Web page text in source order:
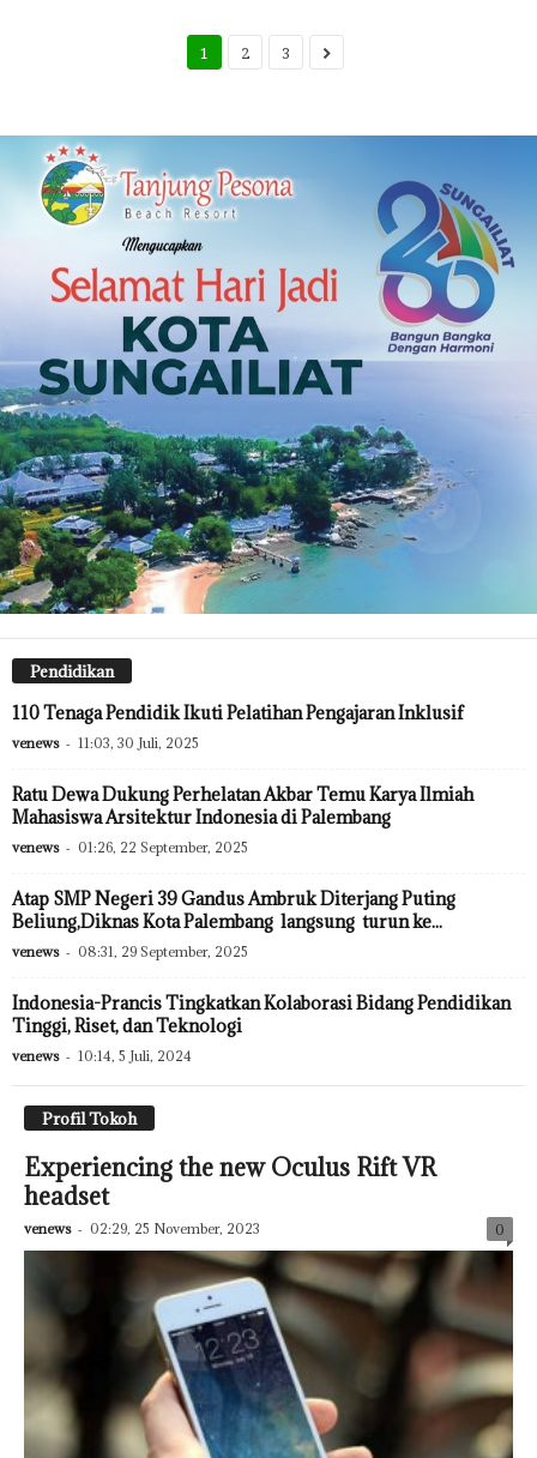
1 2 3
Pendidikan
110 Tenaga Pendidik Ikuti Pelatihan Pengajaran Inklusif
venews - 11:03, 30 Juli, 2025
Ratu Dewa Dukung Perhelatan Akbar Temu Karya Ilmiah
Mahasiswa Arsitektur Indonesia di Palembang
venews - 01:26, 22 September, 2025
Atap SMP Negeri 39 Gandus Ambruk Diterjang Puting
Beliung,Diknas Kota Palembang langsung turun ke...
venews - 08:31, 29 September, 2025
Indonesia-Prancis Tingkatkan Kolaborasi Bidang Pendidikan
Tinggi, Riset, dan Teknologi
venews - 10:14, 5 Juli, 2024
Profil Tokoh
Experiencing the new Oculus Rift VR
headset
venews - 02:29, 25 November, 2023 0